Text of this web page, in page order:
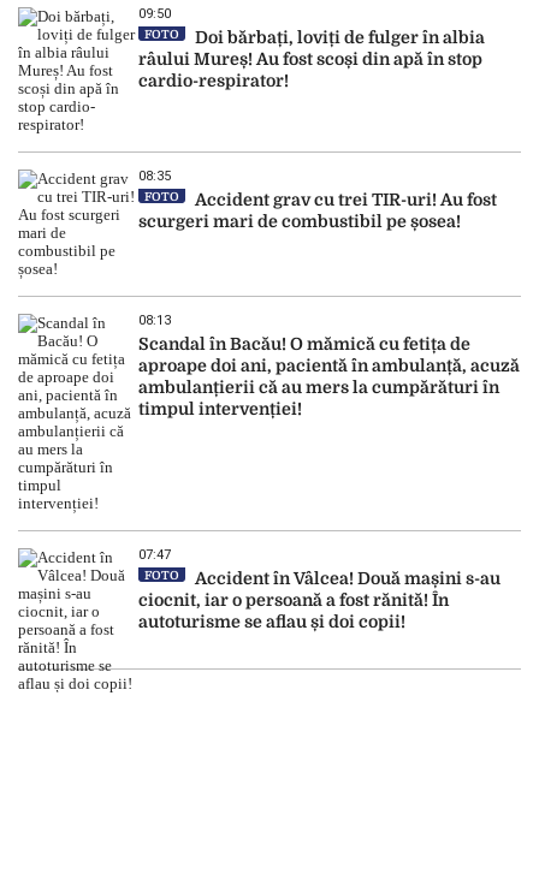
09:50
FOTO
Doi bărbați, loviți de fulger în albia
râului Mureș! Au fost scoși din apă în stop
cardio-respirator!
08:35
FOTO
Accident grav cu trei TIR-uri! Au fost
scurgeri mari de combustibil pe șosea!
08:13
Scandal în Bacău! O mămică cu fetița de
aproape doi ani, pacientă în ambulanță, acuză
ambulanțierii că au mers la cumpărături în
timpul intervenției!
07:47
FOTO
Accident în Vâlcea! Două mașini s-au
ciocnit, iar o persoană a fost rănită! În
autoturisme se aflau și doi copii!